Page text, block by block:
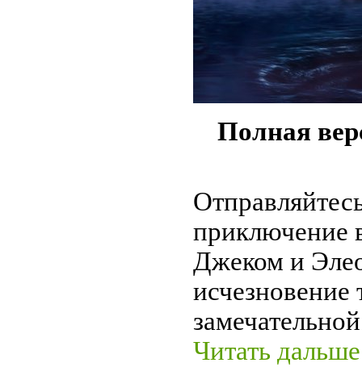
Полная
приключение
Джеком и
исчезновение
Читать